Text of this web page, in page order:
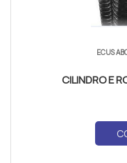
ECUS
CILINDRO E